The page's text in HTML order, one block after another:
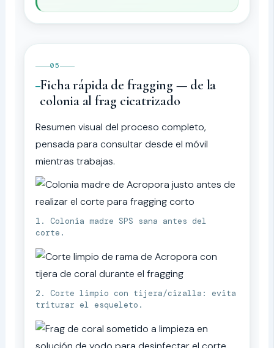
05
Ficha rápida de fragging — de la
colonia al frag cicatrizado
Resumen visual del proceso completo,
pensada para consultar desde el móvil
mientras trabajas.
1. Colonia madre SPS sana antes del
corte.
2. Corte limpio con tijera/cizalla: evita
triturar el esqueleto.